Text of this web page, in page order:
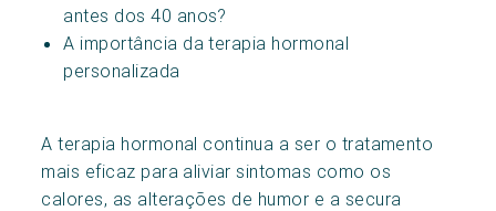
antes dos 40 anos?
A importância da terapia hormonal
personalizada
A terapia hormonal continua a ser o tratamento
mais eficaz para aliviar sintomas como os
calores, as alterações de humor e a secura